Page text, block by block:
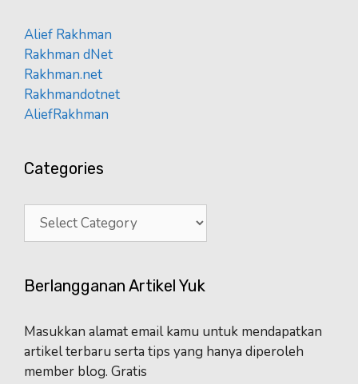
Alief Rakhman
Rakhman dNet
Rakhman.net
Rakhmandotnet
AliefRakhman
Categories
Categories
Berlangganan Artikel Yuk
Masukkan alamat email kamu untuk mendapatkan
artikel terbaru serta tips yang hanya diperoleh
member blog. Gratis